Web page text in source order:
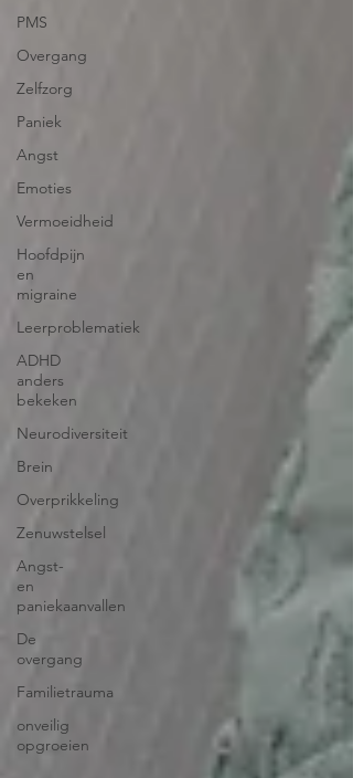
PMS
Overgang
Zelfzorg
Paniek
Angst
Emoties
Vermoeidheid
Hoofdpijn
en
migraine
Leerproblematiek
ADHD
anders
bekeken
Neurodiversiteit
Brein
Overprikkeling
Zenuwstelsel
Angst-
en
paniekaanvallen
De
overgang
Familietrauma
onveilig
opgroeien